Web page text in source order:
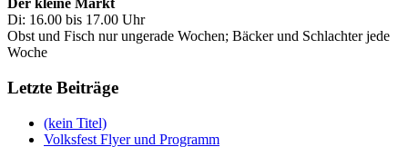
Der kleine Markt
Di: 16.00 bis 17.00 Uhr
Obst und Fisch nur ungerade Wochen; Bäcker und Schlachter jede
Woche
Letzte Beiträge
(kein Titel)
Volksfest Flyer und Programm